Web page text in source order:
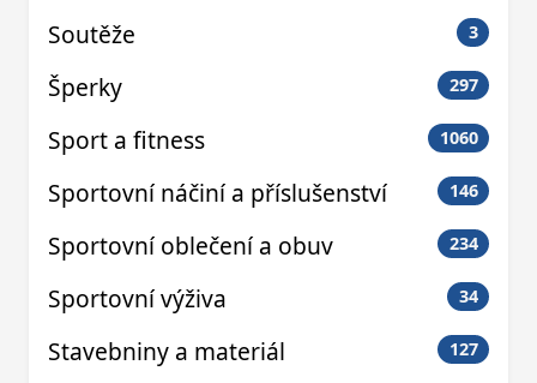
Soutěže 3
Šperky 297
Sport a fitness 1060
Sportovní náčiní a příslušenství 146
Sportovní oblečení a obuv 234
Sportovní výživa 34
Stavebniny a materiál 127